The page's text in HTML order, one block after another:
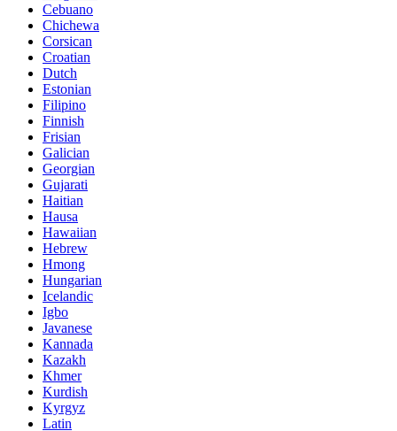
Cebuano
Chichewa
Corsican
Croatian
Dutch
Estonian
Filipino
Finnish
Frisian
Galician
Georgian
Gujarati
Haitian
Hausa
Hawaiian
Hebrew
Hmong
Hungarian
Icelandic
Igbo
Javanese
Kannada
Kazakh
Khmer
Kurdish
Kyrgyz
Latin